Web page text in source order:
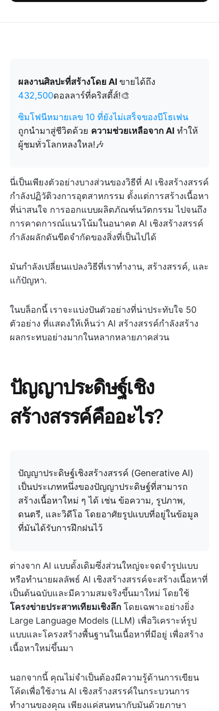
ผลงานศิลปะที่สร้างโดย AI ขายได้ถึง
432,500ดอลลาร์ที่คริสตี้ส์!🎨
ซิมโฟนีหมายเลข 10 ที่ยังไม่เสร็จของบีโธเฟน
ถูกนำมาสู่ชีวิตด้วย ความช่วยเหลือจาก AI ทำให้
ผู้ชมทั่วโลกหลงใหล!🎶
นี่เป็นเพียงตัวอย่างบางส่วนของวิธีที่ AI เชิงสร้างสรรค์
กำลังปฏิวัติวงการอุตสาหกรรม ตั้งแต่การสร้างเนื้อหา
ที่น่าสนใจ การออกแบบผลิตภัณฑ์นวัตกรรม ไปจนถึง
การคาดการณ์แนวโน้มในอนาคต AI เชิงสร้างสรรค์
กำลังผลักดันขีดจำกัดของสิ่งที่เป็นไปได้
มันกำลังเปลี่ยนแปลงวิธีที่เราทำงาน, สร้างสรรค์, และ
แก้ปัญหา.
ในบล็อกนี้ เราจะแบ่งปันตัวอย่างที่น่าประทับใจ 50
ตัวอย่าง ที่แสดงให้เห็นว่า AI สร้างสรรค์กำลังสร้าง
ผลกระทบอย่างมากในหลากหลายภาคส่วน
ปัญญาประดิษฐ์เชิง
สร้างสรรค์คืออะไร?
ปัญญาประดิษฐ์เชิงสร้างสรรค์ (Generative AI)
เป็นประเภทหนึ่งของปัญญาประดิษฐ์ที่สามารถ
สร้างเนื้อหาใหม่ ๆ ได้ เช่น ข้อความ, รูปภาพ,
ดนตรี, และวิดีโอ โดยอาศัยรูปแบบที่อยู่ในข้อมูล
ที่มันได้รับการฝึกฝนไว้
ต่างจาก AI แบบดั้งเดิมซึ่งส่วนใหญ่จะจดจำรูปแบบ
หรือทำนายผลลัพธ์ AI เชิงสร้างสรรค์จะสร้างเนื้อหาที่
เป็นต้นฉบับและมีความสมจริงขึ้นมาใหม่ โดยใช้
โครงข่ายประสาทเทียมเชิงลึก โดยเฉพาะอย่างยิ่ง
Large Language Models (LLM) เพื่อวิเคราะห์รูป
แบบและโครงสร้างพื้นฐานในเนื้อหาที่มีอยู่ เพื่อสร้าง
เนื้อหาใหม่ขึ้นมา
นอกจากนี้ คุณไม่จำเป็นต้องมีความรู้ด้านการเขียน
โค้ดเพื่อใช้งาน AI เชิงสร้างสรรค์ในกระบวนการ
ทำงานของคุณ เพียงแค่สนทนากับมันด้วยภาษา